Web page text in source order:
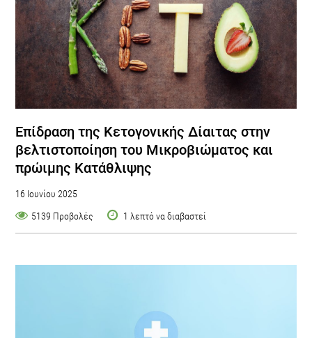
Επίδραση της Κετογονικής Δίαιτας στην
βελτιστοποίηση του Μικροβιώματος και
πρώιμης Κατάθλιψης
16 Ιουνίου 2025
5139 Προβολές
1 λεπτό να διαβαστεί